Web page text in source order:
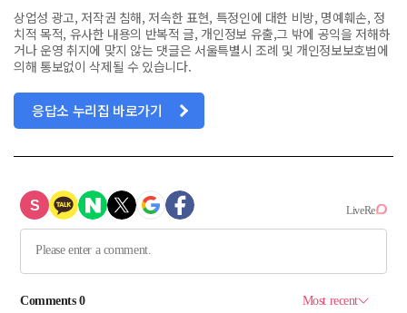
상업성 광고, 저작권 침해, 저속한 표현, 특정인에 대한 비방, 명예훼손, 정
치적 목적, 유사한 내용의 반복적 글, 개인정보 유출,그 밖에 공익을 저해하
거나 운영 취지에 맞지 않는 댓글은 서울특별시 조례 및 개인정보보호법에
의해 통보없이 삭제될 수 있습니다.
응답소 누리집 바로가기